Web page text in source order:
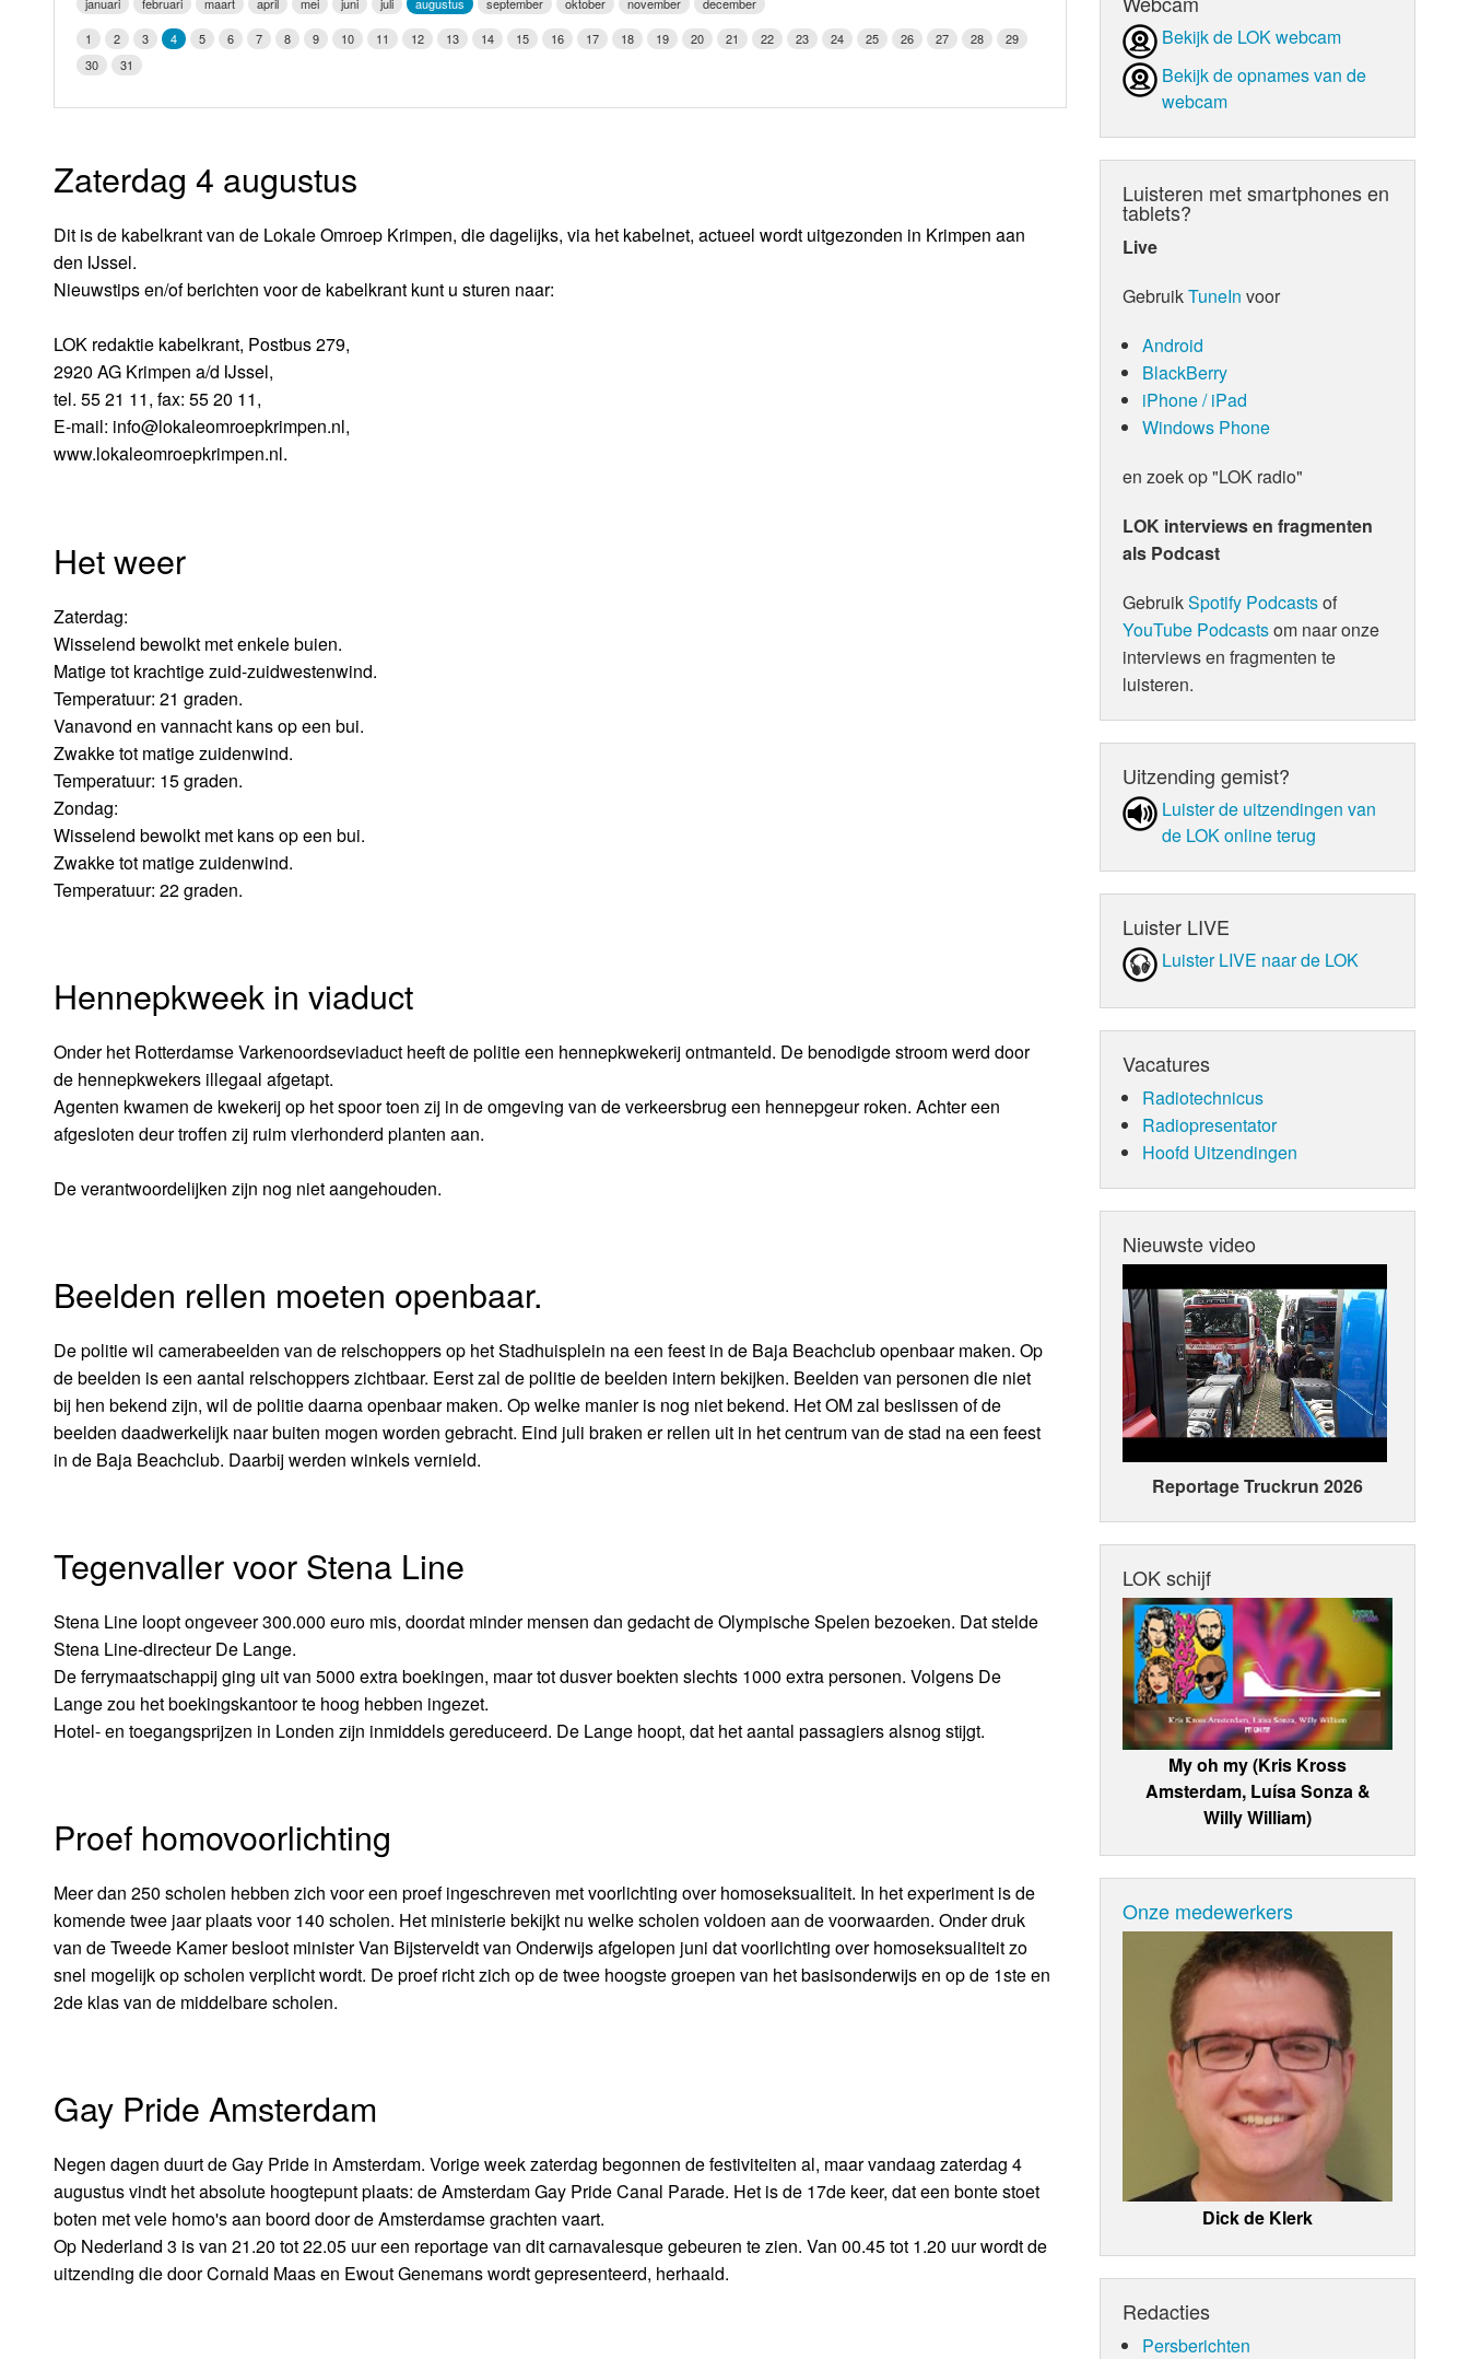
Vrijdag
LOK schijf
Oude LOK programma's
Weerman
1
2 3 4 5 6 7 8 9 10 11 12 13 14 15 16 17 18 19 20 21 22 23 24 25 26 27 28
29
30
31
Zaterdag 4 augustus
Dit is de kabelkrant van de Lokale Omroep Krimpen, die dagelijks, via het kabelnet, actueel wordt uitgezonden in Krimpen aan
den IJssel.
Nieuwstips en/of berichten voor de kabelkrant kunt u sturen naar:
LOK redaktie kabelkrant, Postbus 279,
2920 AG Krimpen a/d IJssel,
tel. 55 21 11, fax: 55 20 11,
E-mail: info@lokaleomroepkrimpen.nl,
www.lokaleomroepkrimpen.nl.
Het weer
Zaterdag:
Wisselend bewolkt met enkele buien.
Matige tot krachtige zuid-zuidwestenwind.
Temperatuur: 21 graden.
Vanavond en vannacht kans op een bui.
Zwakke tot matige zuidenwind.
Temperatuur: 15 graden.
Zondag:
Wisselend bewolkt met kans op een bui.
Zwakke tot matige zuidenwind.
Temperatuur: 22 graden.
Hennepkweek in viaduct
Onder het Rotterdamse Varkenoordseviaduct heeft de politie een hennepkwekerij ontmanteld. De benodigde stroom werd door
de hennepkwekers illegaal afgetapt.
Agenten kwamen de kwekerij op het spoor toen zij in de omgeving van de verkeersbrug een hennepgeur roken. Achter een
afgesloten deur troffen zij ruim vierhonderd planten aan.
De verantwoordelijken zijn nog niet aangehouden.
Beelden rellen moeten openbaar.
De politie wil camerabeelden van de relschoppers op het Stadhuisplein na een feest in de Baja Beachclub openbaar maken. Op
de beelden is een aantal relschoppers zichtbaar. Eerst zal de politie de beelden intern bekijken. Beelden van personen die niet
bij hen bekend zijn, wil de politie daarna openbaar maken. Op welke manier is nog niet bekend. Het OM zal beslissen of de
beelden daadwerkelijk naar buiten mogen worden gebracht. Eind juli braken er rellen uit in het centrum van de stad na een feest
in de Baja Beachclub. Daarbij werden winkels vernield.
Tegenvaller voor Stena Line
Stena Line loopt ongeveer 300.000 euro mis, doordat minder mensen dan gedacht de Olympische Spelen bezoeken. Dat stelde
Stena Line-directeur De Lange.
De ferrymaatschappij ging uit van 5000 extra boekingen, maar tot dusver boekten slechts 1000 extra personen. Volgens De
Lange zou het boekingskantoor te hoog hebben ingezet.
Hotel- en toegangsprijzen in Londen zijn inmiddels gereduceerd. De Lange hoopt, dat het aantal passagiers alsnog stijgt.
Proef homovoorlichting
Meer dan 250 scholen hebben zich voor een proef ingeschreven met voorlichting over homoseksualiteit. In het experiment is de
komende twee jaar plaats voor 140 scholen. Het ministerie bekijkt nu welke scholen voldoen aan de voorwaarden. Onder druk
van de Tweede Kamer besloot minister Van Bijsterveldt van Onderwijs afgelopen juni dat voorlichting over homoseksualiteit zo
snel mogelijk op scholen verplicht wordt. De proef richt zich op de twee hoogste groepen van het basisonderwijs en op de 1ste en
2de klas van de middelbare scholen.
Gay Pride Amsterdam
Negen dagen duurt de Gay Pride in Amsterdam. Vorige week zaterdag begonnen de festiviteiten al, maar vandaag zaterdag 4
augustus vindt het absolute hoogtepunt plaats: de Amsterdam Gay Pride Canal Parade. Het is de 17de keer, dat een bonte stoet
boten met vele homo's aan boord door de Amsterdamse grachten vaart.
Op Nederland 3 is van 21.20 tot 22.05 uur een reportage van dit carnavalesque gebeuren te zien. Van 00.45 tot 1.20 uur wordt de
uitzending die door Cornald Maas en Ewout Genemans wordt gepresenteerd, herhaald.
Bekijk de LOK webcam
Bekijk de opnames van de
webcam
Luisteren met smartphones en
tablets?
Live
GebruikTuneIn voor
Android
BlackBerry
iPhone / iPad
Windows Phone
en zoek op "LOK radio"
LOK interviews en fragmenten
als Podcast
GebruikSpotify Podcastsof
YouTube Podcastsom naar onze
interviews en fragmenten te
luisteren.
Uitzending gemist?
Luister de uit­zen­din­gen van
de LOK online terug
Luister LIVE
Luister LIVE naar de LOK
Vacatures
Radiotechnicus
Radiopresentator
Hoofd Uitzendingen
Nieuwste video
Reportage Truckrun 2026
LOK schijf
My oh my (Kris Kross
Amsterdam, Luísa Sonza &
Willy William)
Onze medewerkers
Dick de Klerk
Redacties
Persberichten